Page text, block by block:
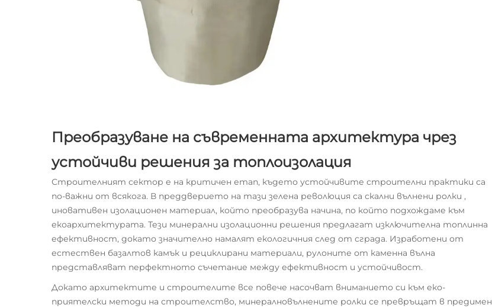
Преобразуване на съвременната архитектура чрез
устойчиви решения за топлоизолация
Строителният сектор е на критичен етап, където устойчивите строителни практики са
по-важни от всякога. В преддверието на тази зелена революция са скални вълнени ролки ,
иновативен изолационен материал, който преобразува начина, по който подхождаме към
екоархитектурата. Тези минерални изолационни решения предлагат изключителна топлинна
ефективност, докато значително намалят екологичния след от сграда. Изработени от
естествен базалтов камък и рециклирани материали, рулоните от каменна вълна
представляват перфектното съчетание между ефективност и устойчивост.
Докато архитектите и строителите все повече насочват вниманието си към еко-
приятелски методи на строителство, минералновълнените ролки се превръщат в предимен